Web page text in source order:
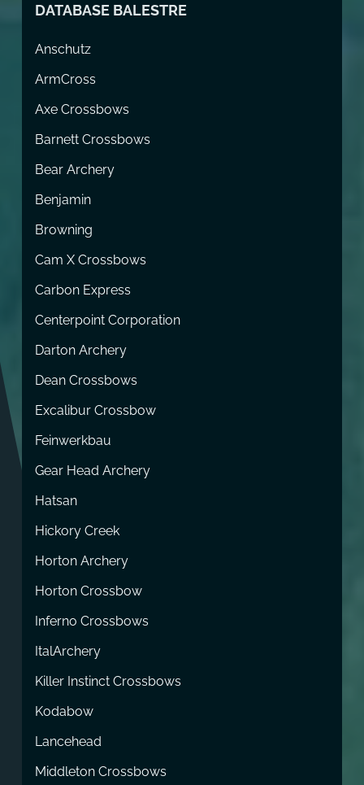
DATABASE BALESTRE
Anschutz
ArmCross
Axe Crossbows
Barnett Crossbows
Bear Archery
Benjamin
Browning
Cam X Crossbows
Carbon Express
Centerpoint Corporation
Darton Archery
Dean Crossbows
Excalibur Crossbow
Feinwerkbau
Gear Head Archery
Hatsan
Hickory Creek
Horton Archery
Horton Crossbow
Inferno Crossbows
ItalArchery
Killer Instinct Crossbows
Kodabow
Lancehead
Middleton Crossbows